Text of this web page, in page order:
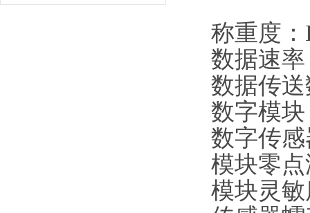
称重度：
数据速率
数据传送
数字模
数字传感
模块零
模块灵